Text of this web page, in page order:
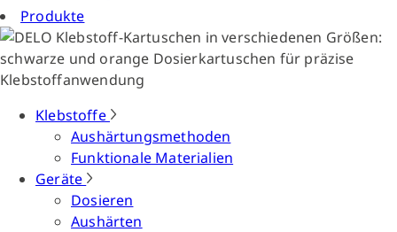
Produkte
Klebstoffe
Aushärtungsmethoden
Funktionale Materialien
Geräte
Dosieren
Aushärten